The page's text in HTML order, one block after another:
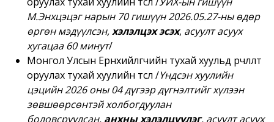
М.Энхцэцэг нарын 70 гишүүн2026.05.27-ны өдөр
өргөн мэдүүлсэн,хэлэлцэх эсэх, асуулт асуух
хугацаа 60 минут/
Монгол Улсын Ерөнхийлөгчийн тухай хуульд өөрчлөлт
оруулах тухай хуулийн төсөл /Үндсэн хуулийн
цэцийн 2026 оны 04 дүгээр дүгнэлтийг хүлээн
зөвшөөрсөнтэй холбогдуулан
боловсруулсан, анхны хэлэлцүүлэг, асуулт асуух